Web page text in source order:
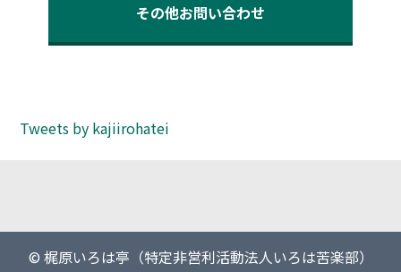
その他お問い合わせ
Tweets by kajiirohatei
© 梶原いろは亭（特定非営利活動法人いろは苦楽部）